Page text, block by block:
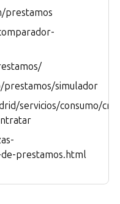
prestamos
simulador
servicios/consumo/
prestamos.html